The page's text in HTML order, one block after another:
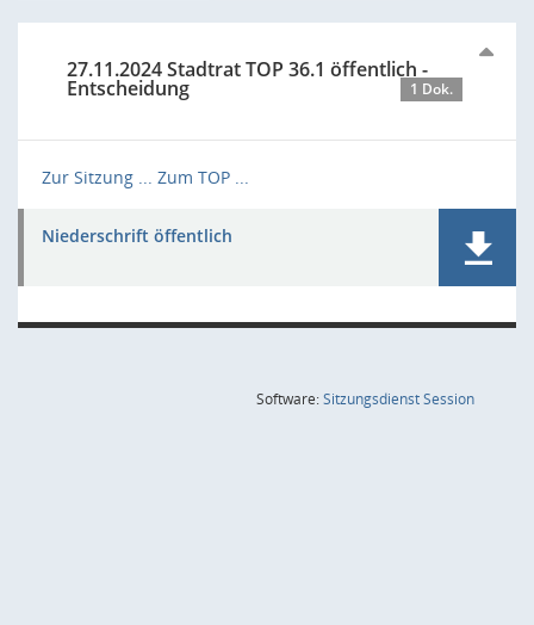
27.11.2024 Stadtrat TOP 36.1 öffentlich -
Entscheidung 1 Dok.
Zur Sitzung ... Zum TOP ...
Niederschrift öffentlich
Software:SitzungsdienstSession(Wird in